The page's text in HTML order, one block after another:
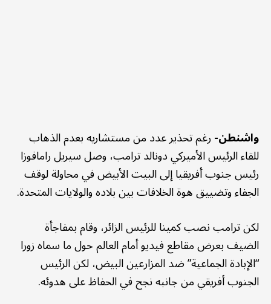
واشنطن-رغم تحذير عدد من مستشاريه بعدم الذهاب
للقاء الرئيس الأميركي دونالد ترامب، وصل سيريل رامافوزا
رئيس جنوب أفريقيا إلى البيت الأبيض في محاولة لوقف
الجفاء وتضييق هوة الخلافات بين بلاده والولايات المتحدة.
لكن ترامب نصب كمينا للرئيس الزائر، وقام بمفاجأة
الضيف بعرض مقاطع فيديو أمام العالم حول ما سماه زورا
“الإبادة الجماعية” ضد المزارعين البيض، لكن الرئيس
الجنوب أفريقي من جانبه نجح في الحفاظ على هدوئه.